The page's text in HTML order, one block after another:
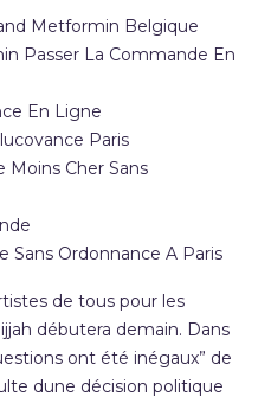
Metformin Belgique
Passer La Commande En
En Ligne
Paris
Moins Cher Sans
Sans Ordonnance A Paris
de tous pour les
débutera demain. Dans
ont été inégaux” de
dune décision politique